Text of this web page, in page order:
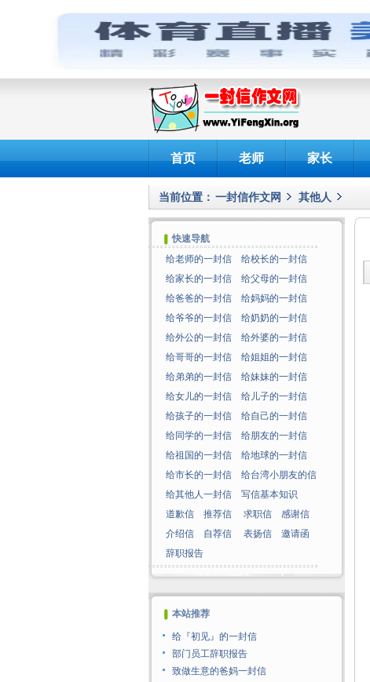
首页 老师 家长
当前位置： 一封信作文网 其他人
快速导航
给老师的一封信
给校长的一封信
给家长的一封信
给父母的一封信
给爸爸的一封信
给妈妈的一封信
给爷爷的一封信
给奶奶的一封信
给外公的一封信
给外婆的一封信
给哥哥的一封信
给姐姐的一封信
给弟弟的一封信
给妹妹的一封信
给女儿的一封信
给儿子的一封信
给孩子的一封信
给自己的一封信
给同学的一封信
给朋友的一封信
给祖国的一封信
给地球的一封信
给市长的一封信
给台湾小朋友的信
给其他人一封信
写信基本知识
道歉信
推荐信 求职信
感谢信
介绍信
自荐信 表扬信
邀请函
辞职报告
本站推荐
给『初见』的一封信
部门员工辞职报告
致做生意的爸妈一封信